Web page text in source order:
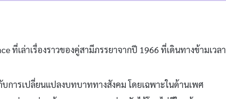
ที่เล่าเรื่องราวของคู่สามีภรรยาจากปี 1966 ที่เดินทางข้ามเวลา
การเปลี่ยนแปลงบทบาททางสังคม โดยเฉพาะในด้านเพศ